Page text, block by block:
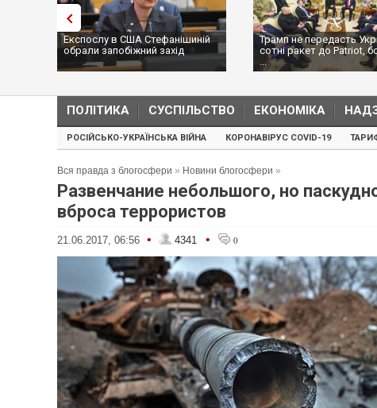
Експослу в США Стефанішиній
обрали запобіжний захід
Трамп не передасть
сотні ракет до Patriot,
...
ПОЛІТИКА СУСПІЛЬСТВО ЕКОНОМІКА
РОСІЙСЬКО-УКРАЇНСЬКА ВІЙНА КОРОНАВІРУС COVID-19
Вся правда з блогосфери » Новини блогосфери »
Развенчание небольшого, но
вброса террористов
21.06.2017, 06:56 • 4341 • 0